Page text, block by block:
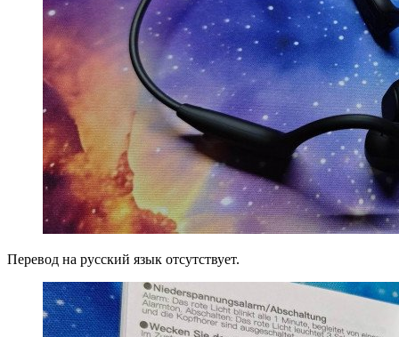
Перевод на русский язык отсутствует.